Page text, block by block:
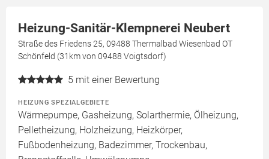
Heizung-Sanitär-Klempnerei Neubert
Straße des Friedens 25, 09488 Thermalbad Wiesenbad OT
Schönfeld (31km von 09488 Voigtsdorf)
5 mit einer Bewertung
HEIZUNG SPEZIALGEBIETE
Wärmepumpe, Gasheizung, Solarthermie, Ölheizung,
Pelletheizung, Holzheizung, Heizkörper,
Fußbodenheizung, Badezimmer, Trockenbau,